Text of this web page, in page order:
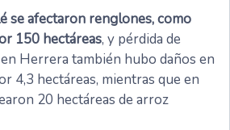
se afectaron renglones, como
150 hectáreas, y pérdida de
Herrera también hubo daños en
4,3 hectáreas, mientras que en
20 hectáreas de arroz